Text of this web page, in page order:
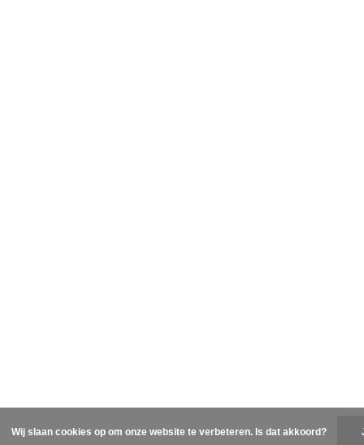
Wij slaan cookies op om onze website te verbeteren. Is dat akkoord?